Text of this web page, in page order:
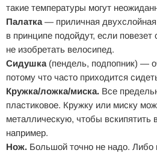
такие температуры могут
Палатка — приличная
в принципе подойдут, если
не изобретать велосипед.
Сидушка (пендель, подпопник) —
потому что часто приходится
Кружка/ложка/миска. Все
пластиковое. Кружку или миску
металлическую, чтобы вскипятить
например.
Нож. Большой точно не надо. Либо